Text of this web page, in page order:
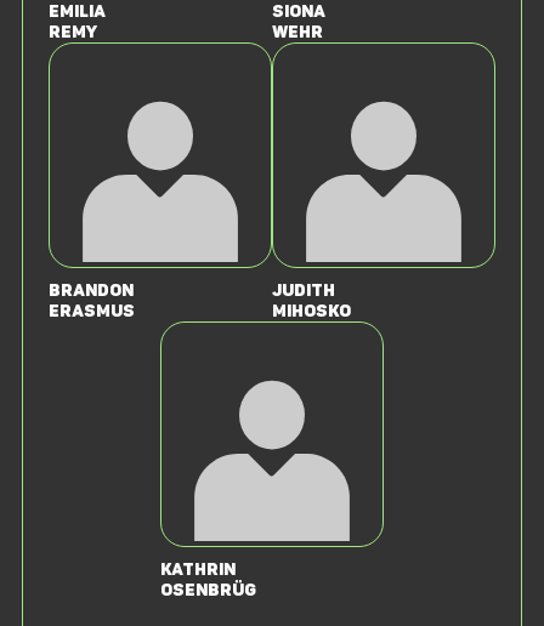
Emilia
Remy
Siona
Wehr
Brandon
Erasmus
Judith
Mihosko
Kathrin
Osenbrüg